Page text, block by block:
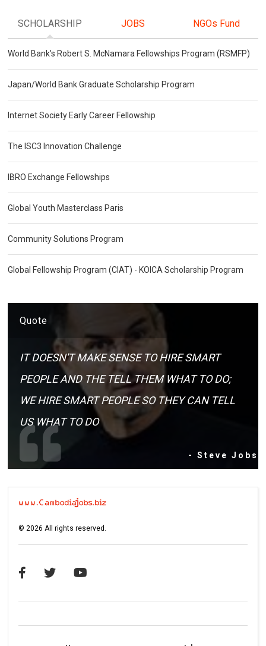
SCHOLARSHIP JOBS NGOs Fund
World Bank's Robert S. McNamara Fellowships Program (RSMFP)
Japan/World Bank Graduate Scholarship Program
Internet Society Early Career Fellowship
The ISC3 Innovation Challenge
IBRO Exchange Fellowships
Global Youth Masterclass Paris
Community Solutions Program
Global Fellowship Program (CIAT) - KOICA Scholarship Program
Quote
IT DOESN'T MAKE SENSE TO HIRE SMART
PEOPLE AND THE TELL THEM WHAT TO DO;
WE HIRE SMART PEOPLE SO THEY CAN TELL
US WHAT TO DO
- Steve Jobs
©2026 All rights reserved.